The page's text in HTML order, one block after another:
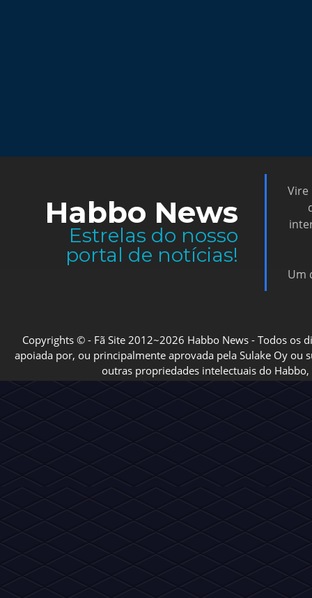
Habbo News
Estrelas do nosso
portal de notícias!
Vire
Um
Copyrights © - Fã Site 2012~2026 Habbo News - Todos os
apoiada por, ou principalmente aprovada pela Sulake Oy ou
outras propriedades intelectuais do